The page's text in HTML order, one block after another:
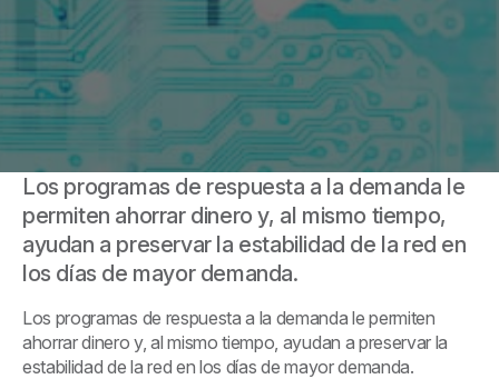
Los programas de respuesta a la demanda le
permiten ahorrar dinero y, al mismo tiempo,
ayudan a preservar la estabilidad de la red en
los días de mayor demanda.
Los programas de respuesta a la demanda le permiten
ahorrar dinero y, al mismo tiempo, ayudan a preservar la
estabilidad de la red en los días de mayor demanda.